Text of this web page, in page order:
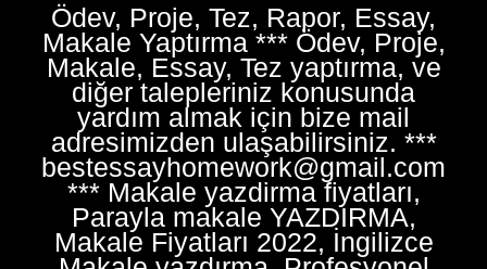
Ödev, Proje, Tez, Rapor, Essay,
Makale Yaptırma *** Ödev, Proje,
Makale, Essay, Tez yaptırma, ve
diğer talepleriniz konusunda
yardım almak için bize mail
adresimizden ulaşabilirsiniz. ***
bestessayhomework@gmail.com
*** Makale yazdirma fiyatları,
Parayla makale YAZDIRMA,
Makale Fiyatları 2022, İngilizce